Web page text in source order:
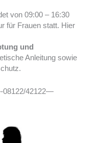
von 09:00 – 16:30
für Frauen statt. Hier
und
Anleitung sowie
08122/42122—